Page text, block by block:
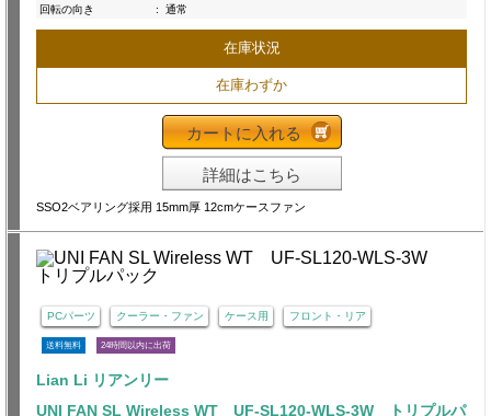
回転の向き
: 通常
在庫状況
在庫わずか
カートに入れる
詳細はこちら
SSO2ベアリング採用 15mm厚 12cmケースファン
PCパーツ クーラー・ファン ケース用 フロント・リア
送料無料 24時間以内に出荷
Lian Li リアンリー
UNI FAN SL Wireless WT UF-SL120-WLS-3W トリプルパ